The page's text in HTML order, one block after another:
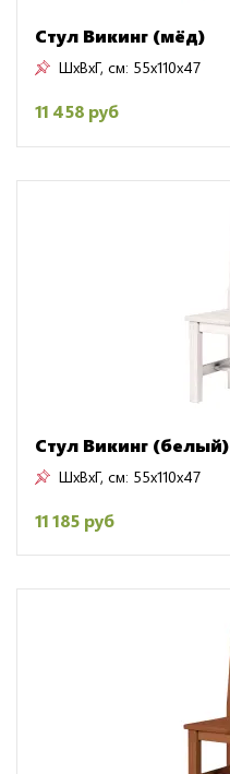
Стул Викинг (мёд)
ШxВxГ, см: 55x110x47
11 458 руб
Стул Викинг (белый)
ШxВxГ, см: 55x110x47
11 185 руб